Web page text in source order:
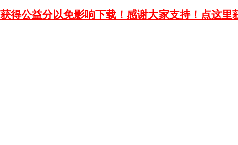
得公益分以免影响下载！感谢大家支持！点这里